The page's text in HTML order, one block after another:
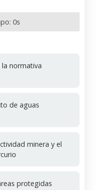
0s
normativa
de aguas
minera y el
protegidas